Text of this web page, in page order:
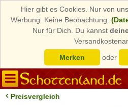
Hier gibt es Cookies. Nur von
Werbung. Keine Beobachtung.
Nur für Dich. Du kannst
Merken
oder
Preisvergleich